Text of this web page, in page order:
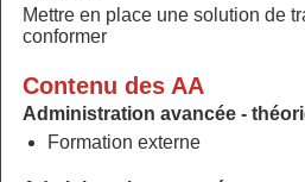
Mettre en place une solution de
conformer
Contenu des AA
Administration avancée -
Formation externe